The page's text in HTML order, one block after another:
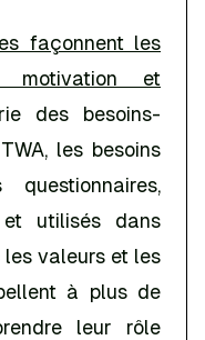
façonnent les
et
des besoins-
les besoins
et utilisés dans
valeurs et les
à plus de
leur rôle